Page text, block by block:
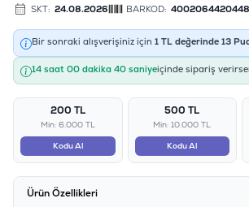
SKT: 24.08.2026 BARKOD: 4002064420448
Bir sonraki alışverişiniz için 1 TL değerinde 13
14 saat 00 dakika 40 saniyeiçinde sipariş
200 TL
Min: 6.000 TL
Kodu Al
500 TL
Min: 10.000 TL
Kodu Al
Ürün Özellikleri